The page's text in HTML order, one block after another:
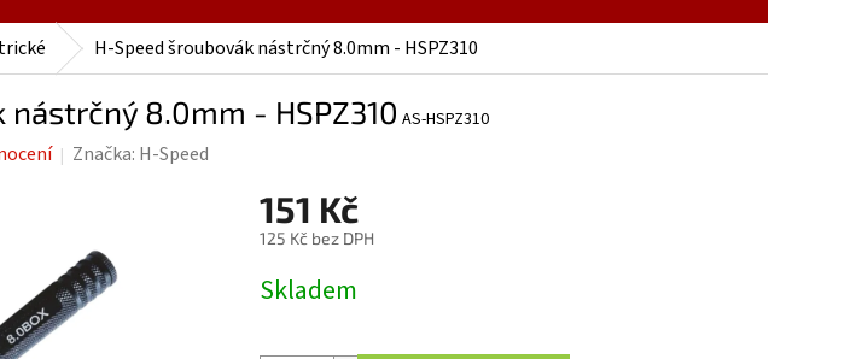
H-Speed šroubovák nástrčný 8.0mm - HSPZ310
8.0mm - HSPZ310 AS-HSPZ310
Značka: H-Speed
151 Kč
125 Kč bez DPH
cena:
Skladem